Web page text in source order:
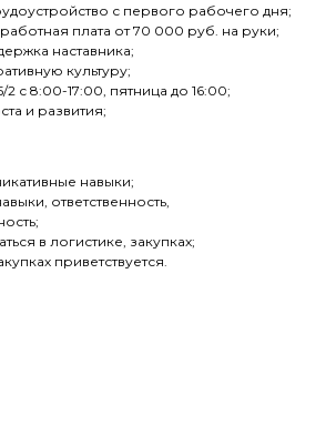
с первого рабочего дня;
плата от 70 000 руб. на руки;
наставника;
культуру;
с 8:00-17:00, пятница до 16:00;
и развития;
навыки;
ответственность,
в логистике, закупках;
приветствуется.